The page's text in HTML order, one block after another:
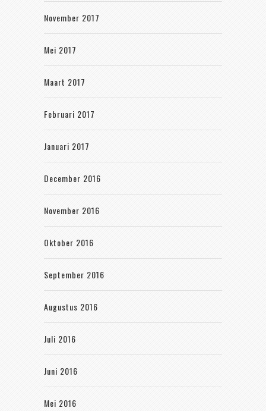
November 2017
Mei 2017
Maart 2017
Februari 2017
Januari 2017
December 2016
November 2016
Oktober 2016
September 2016
Augustus 2016
Juli 2016
Juni 2016
Mei 2016